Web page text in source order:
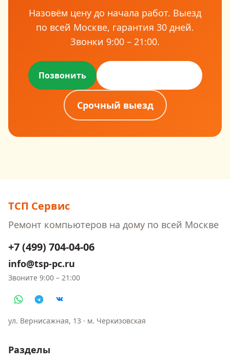
Назовём цену до начала работ. Выезд
по всей Москве, гарантия 30 дней.
Звонки 9:00 – 21:00.
Позвонить
Срочный выезд
ТСП Сервис
Ремонт компьютеров на дому по всей Москве
+7 (499) 704-04-06
info@tsp-pc.ru
Звоните 9:00 – 21:00
ул. Вернисажная, 13 · м. Черкизовская
Разделы